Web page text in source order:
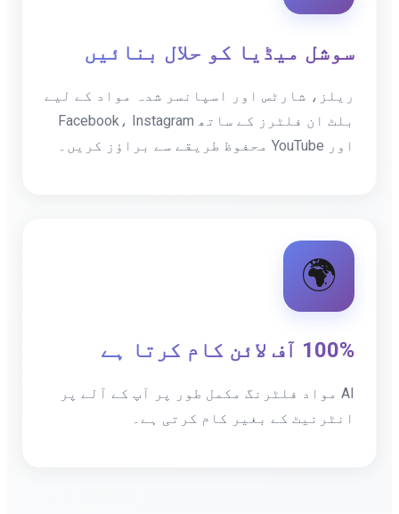
سوشل میڈیا کو حلال بنائیں
ریلز، شارٹس اور اسپانسر شدہ مواد کے لیے
بلٹ ان فلٹرز کے ساتھ Facebook، Instagram
اور YouTube محفوظ طریقے سے براؤز کریں۔
🌍
100% آف لائن کام کرتا ہے
AI مواد فلٹرنگ مکمل طور پر آپ کے آلے پر
انٹرنیٹ کے بغیر کام کرتی ہے۔